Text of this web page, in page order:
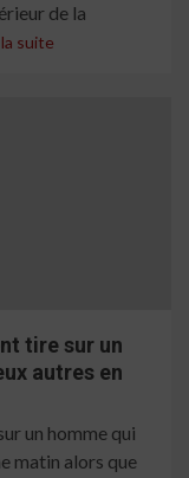
de la
suite
tire sur un
autres en
un homme qui
matin alors que